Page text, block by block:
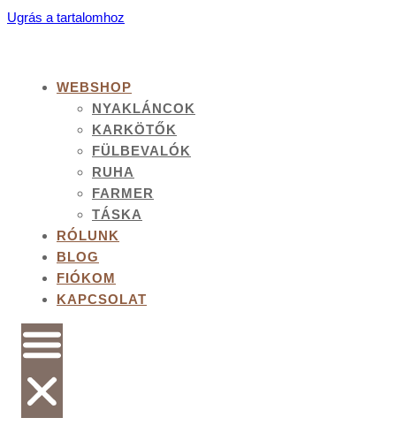
Ugrás a tartalomhoz
WEBSHOP
NYAKLÁNCOK
KARKÖTŐK
FÜLBEVALÓK
RUHA
FARMER
TÁSKA
RÓLUNK
BLOG
FIÓKOM
KAPCSOLAT